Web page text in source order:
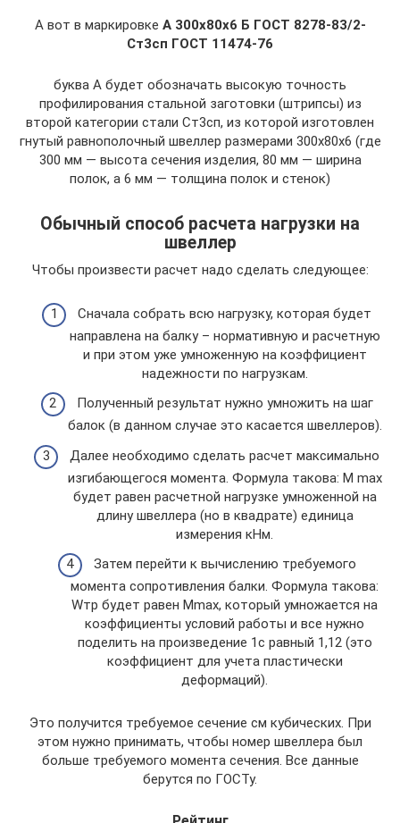
А вот в маркировке А 300х80х6 Б ГОСТ 8278-83/2-
Ст3сп ГОСТ 11474-76
буква А будет обозначать высокую точность
профилирования стальной заготовки (штрипсы) из
второй категории стали Ст3сп, из которой изготовлен
гнутый равнополочный швеллер размерами 300х80х6 (где
300 мм — высота сечения изделия, 80 мм — ширина
полок, а 6 мм — толщина полок и стенок)
Обычный способ расчета нагрузки на
швеллер
Чтобы произвести расчет надо сделать следующее:
Сначала собрать всю нагрузку, которая будет
направлена на балку – нормативную и расчетную
и при этом уже умноженную на коэффициент
надежности по нагрузкам.
Полученный результат нужно умножить на шаг
балок (в данном случае это касается швеллеров).
Далее необходимо сделать расчет максимально
изгибающегося момента. Формула такова: М max
будет равен расчетной нагрузке умноженной на
длину швеллера (но в квадрате) единица
измерения кНм.
Затем перейти к вычислению требуемого
момента сопротивления балки. Формула такова:
Wтр будет равен Мmax, который умножается на
коэффициенты условий работы и все нужно
поделить на произведение 1с равный 1,12 (это
коэффициент для учета пластически
деформаций).
Это получится требуемое сечение см кубических. При
этом нужно принимать, чтобы номер швеллера был
больше требуемого момента сечения. Все данные
берутся по ГОСТу.